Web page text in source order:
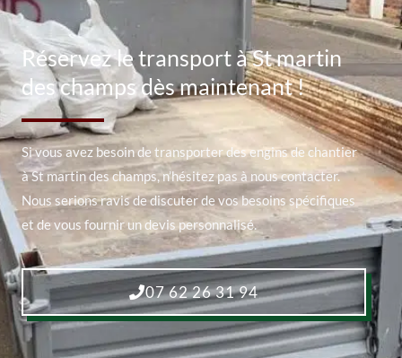
Réservez le transport à St martin
des champs dès maintenant !
Si vous avez besoin de transporter des engins de chantier
à St martin des champs, n’hésitez pas à nous contacter.
Nous serions ravis de discuter de vos besoins spécifiques
et de vous fournir un devis personnalisé.
07 62 26 31 94